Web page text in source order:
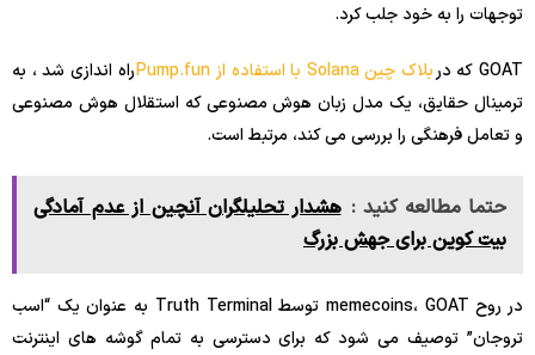
توجهات را به خود جلب کرد.
GOAT که در بلاک چین Solana با استفاده از Pump.fun
راه اندازی شد ، به
ترمینال حقایق، یک مدل زبان هوش مصنوعی که استقلال هوش مصنوعی
و تعامل فرهنگی را بررسی می کند، مرتبط است.
حتما مطالعه کنید : هشدار تحلیلگران آنچین از عدم آمادگی
بیت‌ کوین برای جهش بزرگ
در روح memecoins، GOAT توسط Truth Terminal به عنوان یک “اسب
تروجان” توصیف می شود که برای دسترسی به تمام گوشه های اینترنت